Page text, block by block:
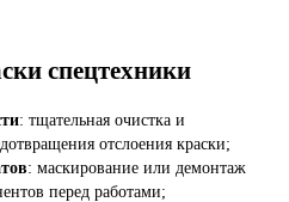
спецтехники
: тщательная очистка и
отслоения краски;
: маскирование или демонтаж
перед работами;